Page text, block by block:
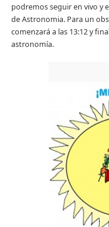
podremos seguir en vivo y
de Astronomia. Para un
comenzará a las 13:12 y
astronomía.